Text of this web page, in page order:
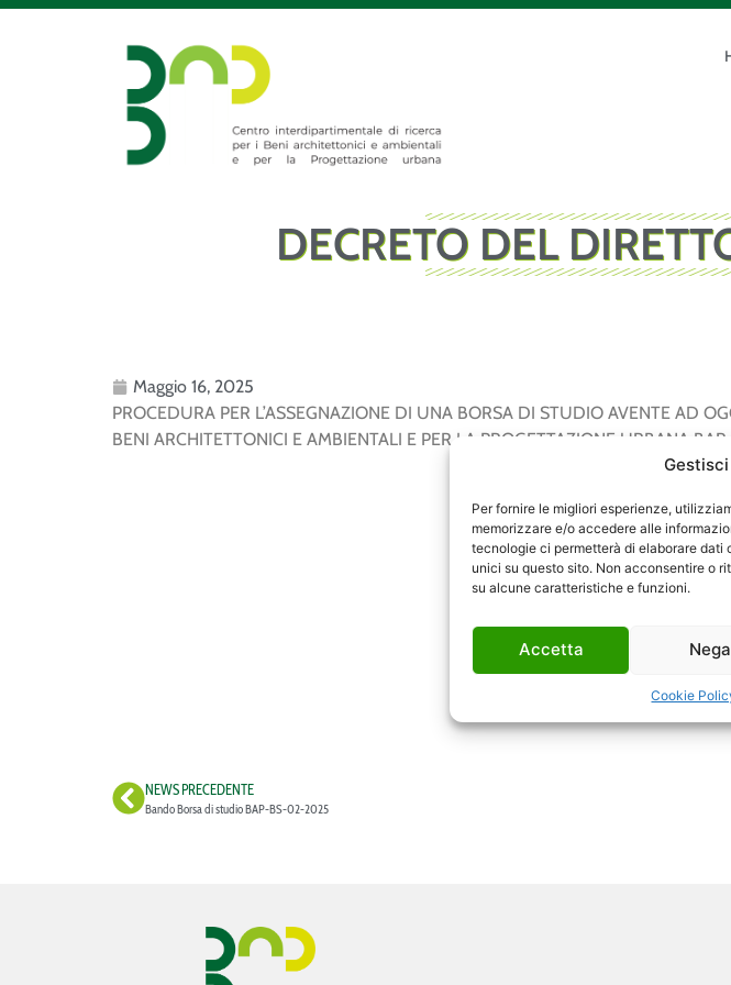
Per fornire le migliori esperienze,
memorizzare e/o accedere alle
tecnologie ci permetterà di elaborare dati
unici su questo sito. Non acconsentire o
su alcune caratteristiche e funzioni.
Accetta Nega
Cookie
DECRETO DEL
Maggio 16, 2025
PROCEDURA PER L’ASSEGNAZIONE DI UNA BORSA DI STUDIO AVENTE AD
BENI ARCHITETTONICI E AMBIENTALI E PER LA PROGETTAZIONE URBANA
NEWS PRECEDENTE
Bando Borsa di studio BAP-BS-02-2025